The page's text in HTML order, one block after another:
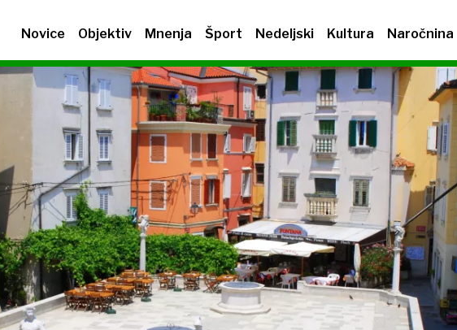
Novice Objektiv Mnenja Šport Nedeljski Kultura Naročnina